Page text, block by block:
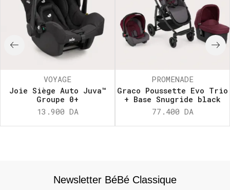
VOYAGE
Joie Siège Auto Juva™
Groupe 0+
13.900 DA
PROMENADE
Graco Poussette Evo Trio
+ Base Snugride black
77.400 DA
Newsletter BéBé Classique